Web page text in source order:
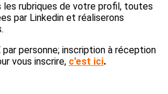
les rubriques de votre profil, toutes
par Linkedin et réaliserons
par personne; inscription à réception
vous inscrire, c’est ici.